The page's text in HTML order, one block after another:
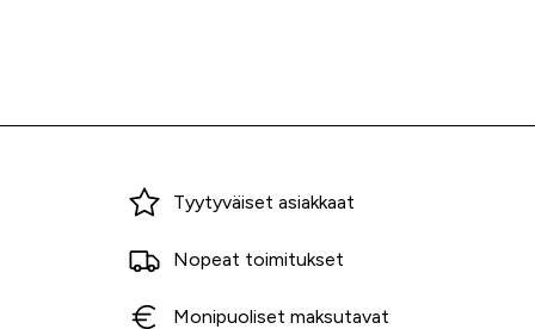
Miksi ostaa Tarvikekeskuksesta?
Tyytyväiset asiakkaat
Nopeat toimitukset
Monipuoliset maksutavat